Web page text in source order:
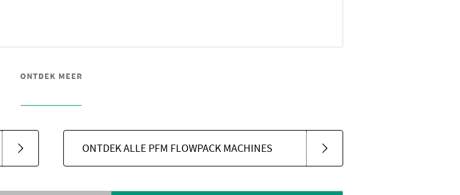
ONTDEK MEER
ONTDEK ALLE PFM FLOWPACK MACHINES